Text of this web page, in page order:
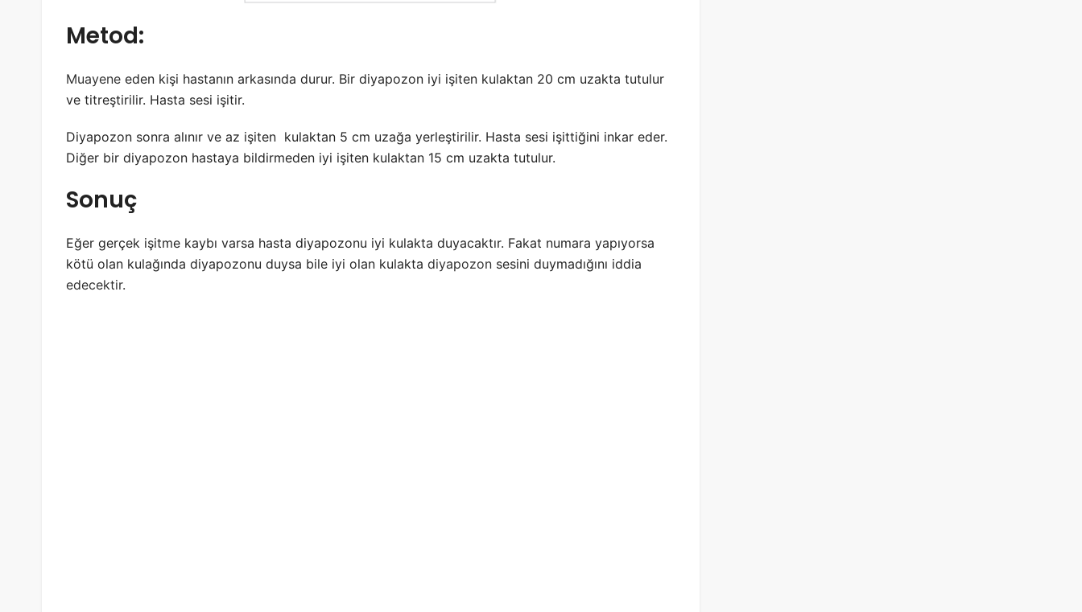
Metod:
Muayene eden kişi hastanın arkasında durur. Bir diyapozon iyi işiten kulaktan 20 cm uzakta tutulur
ve titreştirilir. Hasta sesi işitir.
Diyapozon sonra alınır ve az işiten kulaktan 5 cm uzağa yerleştirilir. Hasta sesi işittiğini inkar eder.
Diğer bir diyapozon hastaya bildirmeden iyi işiten kulaktan 15 cm uzakta tutulur.
Sonuç
Eğer gerçek işitme kaybı varsa hasta diyapozonu iyi kulakta duyacaktır. Fakat numara yapıyorsa
kötü olan kulağında diyapozonu duysa bile iyi olan kulakta diyapozon sesini duymadığını iddia
edecektir.